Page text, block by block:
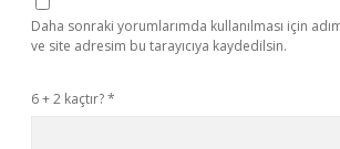
Daha sonraki yorumlarımda kullanılması için
ve site adresim bu tarayıcıya kaydedilsin.
6 + 2 kaçtır?*